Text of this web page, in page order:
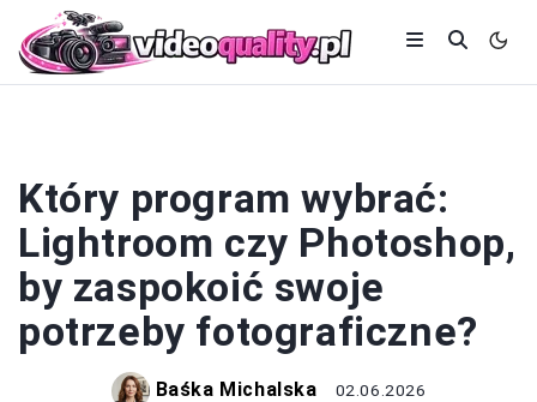
Który program wybrać:
Lightroom czy Photoshop,
by zaspokoić swoje
potrzeby fotograficzne?
Baśka Michalska 02.06.2026